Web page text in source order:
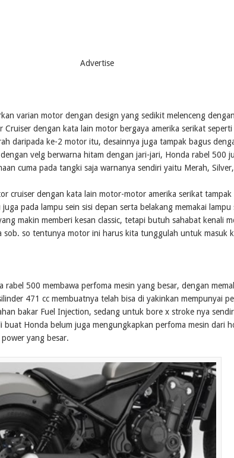
Advertise
varian motor dengan design yang sedikit melenceng
dengan kata lain motor bergaya amerika serikat
daripada ke-2 motor itu, desainnya juga tampak bagus
velg berwarna hitam dengan jari-jari, Honda rabel 500
cuma pada tangki saja warnanya sendiri yaitu Merah,
cruiser dengan kata lain motor-motor amerika serikat
pada lampu sein sisi depan serta belakang memakai
makin memberi kesan classic, tetapi butuh sahabat kenali
so tentunya motor ini harus kita tunggulah untuk masuk
rabel 500 membawa perfoma mesin yang besar, dengan
471 cc membuatnya telah bisa di yakinkan mempunyai
bakar Fuel Injection, sedang untuk bore x stroke nya
Honda belum juga mengungkapkan perfoma mesin dari
yang besar.